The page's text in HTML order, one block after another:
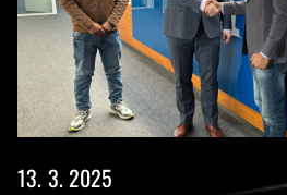
13. 3. 2025